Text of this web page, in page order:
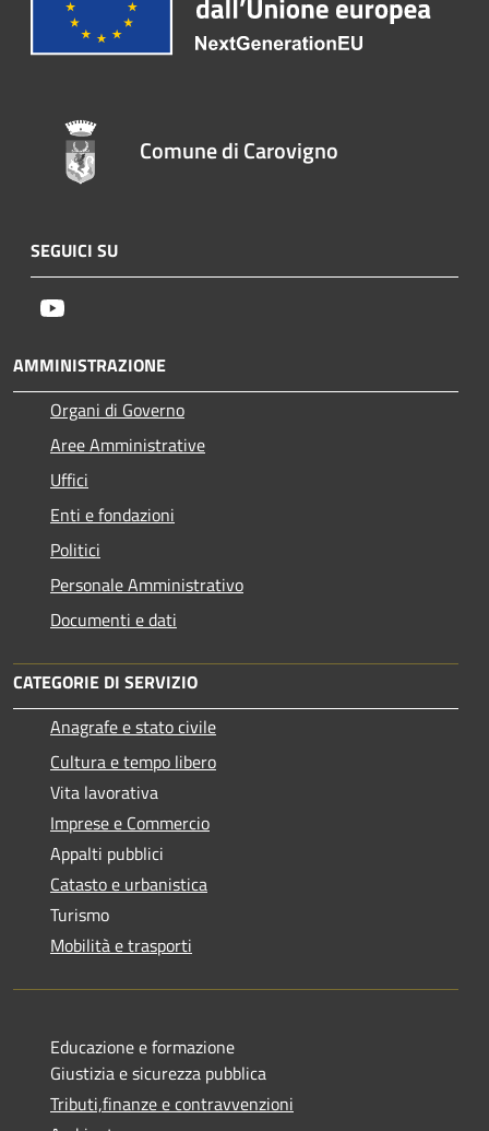
Comune di Carovigno
SEGUICI SU
AMMINISTRAZIONE
Organi di Governo
Aree Amministrative
Uffici
Enti e fondazioni
Politici
Personale Amministrativo
Documenti e dati
CATEGORIE DI SERVIZIO
Anagrafe e stato civile
Cultura e tempo libero
Vita lavorativa
Imprese e Commercio
Appalti pubblici
Catasto e urbanistica
Turismo
Mobilità e trasporti
Educazione e formazione
Giustizia e sicurezza pubblica
Tributi,finanze e contravvenzioni